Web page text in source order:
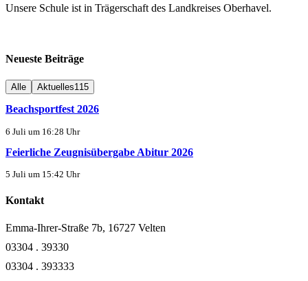
Unsere Schule ist in Trägerschaft des Landkreises Oberhavel.
Neueste Beiträge
Alle Aktuelles115
Beachsportfest 2026
6 Juli um 16:28 Uhr
Feierliche Zeugnisübergabe Abitur 2026
5 Juli um 15:42 Uhr
Kontakt
Emma-Ihrer-Straße 7b, 16727 Velten
03304 . 39330
03304 . 393333